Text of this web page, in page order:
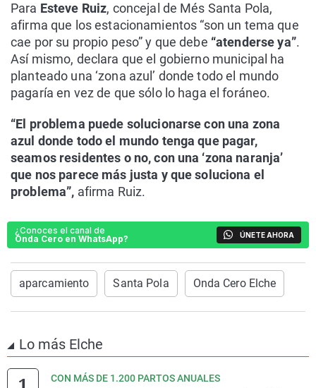
Para Esteve Ruiz, concejal de Més Santa Pola,
afirma que los estacionamientos “son un tema que
cae por su propio peso” y que debe “atenderse ya”.
Así mismo, declara que el gobierno municipal ha
planteado una ‘zona azul’ donde todo el mundo
pagaría en vez de que sólo lo haga el foráneo.
“El problema puede solucionarse con una zona
azul donde todo el mundo tenga que pagar,
seamos residentes o no, con una ‘zona naranja’
que nos parece más justa y que soluciona el
problema”, afirma Ruiz.
¿Conoces el canal de
Onda Cero en WhatsApp?
ÚNETE AHORA
aparcamiento Santa Pola Onda Cero Elche
Lo más Elche
CON MÁS DE 1.200 PARTOS ANUALES